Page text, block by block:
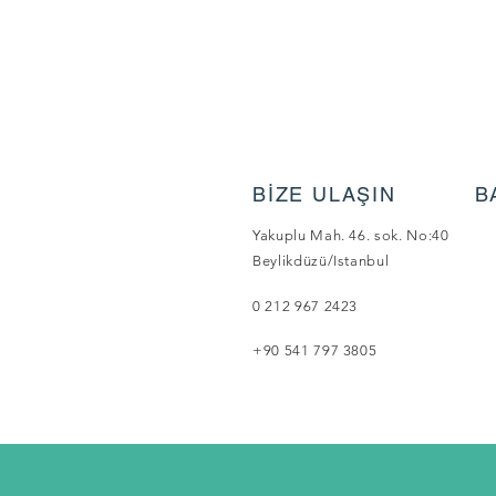
BİZE ULAŞIN
Yakuplu Mah. 46. sok. No:40
Beylikdüzü/Istanbul
0 212 967 2423
+90 541 797 3805